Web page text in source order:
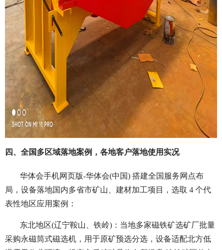
四、全国多区域落地案例，各地客户落地使用实况
华体会手机网页版-华体会(中国) 搭建全国服务网点布
局，设备落地国内多省市矿山、建材加工项目，选取 4 个代
表性地区应用案例：
东北地区(辽宁鞍山、铁岭)：当地多家磁铁矿选矿厂批量
采购永磁筒式磁选机，用于原矿预选分选，设备适配北方低